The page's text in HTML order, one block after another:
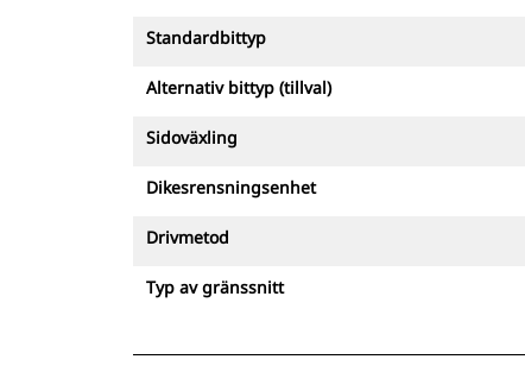
Standardbittyp
Alternativ bittyp (tillval)
Sidoväxling
Dikesrensningsenhet
Drivmetod
Typ av gränssnitt